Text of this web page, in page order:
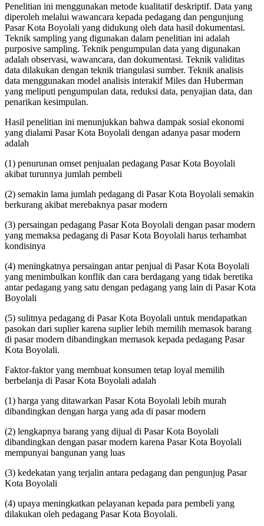
Penelitian ini menggunakan metode kualitatif deskriptif. Data yang
diperoleh melalui wawancara kepada pedagang dan pengunjung
Pasar Kota Boyolali yang didukung oleh data hasil dokumentasi.
Teknik sampling yang digunakan dalam penelitian ini adalah
purposive sampling. Teknik pengumpulan data yang digunakan
adalah observasi, wawancara, dan dokumentasi. Teknik validitas
data dilakukan dengan teknik triangulasi sumber. Teknik analisis
data menggunakan model analisis interakif Miles dan Huberman
yang meliputi pengumpulan data, reduksi data, penyajian data, dan
penarikan kesimpulan.
Hasil penelitian ini menunjukkan bahwa dampak sosial ekonomi
yang dialami Pasar Kota Boyolali dengan adanya pasar modern
adalah
(1) penurunan omset penjualan pedagang Pasar Kota Boyolali
akibat turunnya jumlah pembeli
(2) semakin lama jumlah pedagang di Pasar Kota Boyolali semakin
berkurang akibat merebaknya pasar modern
(3) persaingan pedagang Pasar Kota Boyolali dengan pasar modern
yang memaksa pedagang di Pasar Kota Boyolali harus terhambat
kondisinya
(4) meningkatnya persaingan antar penjual di Pasar Kota Boyolali
yang menimbulkan konflik dan cara berdagang yang tidak beretika
antar pedagang yang satu dengan pedagang yang lain di Pasar Kota
Boyolali
(5) sulitnya pedagang di Pasar Kota Boyolali untuk mendapatkan
pasokan dari suplier karena suplier lebih memilih memasok barang
di pasar modern dibandingkan memasok kepada pedagang Pasar
Kota Boyolali.
Faktor-faktor yang membuat konsumen tetap loyal memilih
berbelanja di Pasar Kota Boyolali adalah
(1) harga yang ditawarkan Pasar Kota Boyolali lebih murah
dibandingkan dengan harga yang ada di pasar modern
(2) lengkapnya barang yang dijual di Pasar Kota Boyolali
dibandingkan dengan pasar modern karena Pasar Kota Boyolali
mempunyai bangunan yang luas
(3) kedekatan yang terjalin antara pedagang dan pengunjug Pasar
Kota Boyolali
(4) upaya meningkatkan pelayanan kepada para pembeli yang
dilakukan oleh pedagang Pasar Kota Boyolali.